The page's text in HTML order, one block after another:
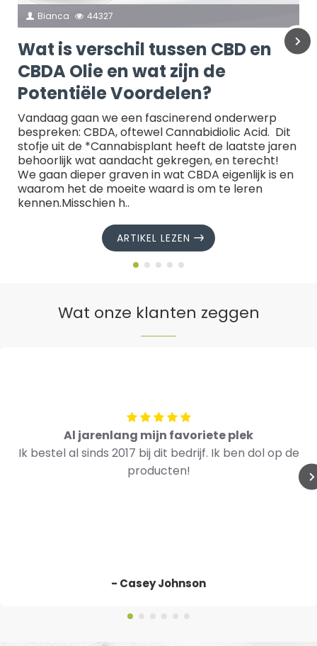
Bianca 44327
Wat is verschil tussen CBD en
CBDA Olie en wat zijn de
Potentiële Voordelen?
Vandaag gaan we een fascinerend onderwerp
bespreken: CBDA, oftewel Cannabidiolic Acid. Dit
stofje uit de *Cannabisplant heeft de laatste jaren
behoorlijk wat aandacht gekregen, en terecht!
We gaan dieper graven in wat CBDA eigenlijk is en
waarom het de moeite waard is om te leren
kennen.Misschien h..
ARTIKEL LEZEN
Wat onze klanten zeggen
Al jarenlang mijn favoriete plek
Ik bestel al sinds 2017 bij dit bedrijf. Ik ben dol op de
producten!
- Casey Johnson